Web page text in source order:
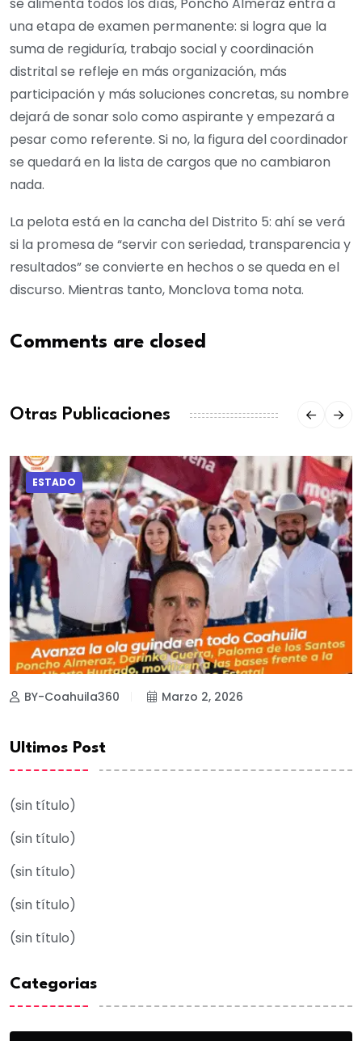
una etapa de examen permanente: si logra que la
suma de regiduría, trabajo social y coordinación
distrital se refleje en más organización, más
participación y más soluciones concretas, su nombre
dejará de sonar solo como aspirante y empezará a
pesar como referente. Si no, la figura del coordinador
se quedará en la lista de cargos que no cambiaron
nada.
La pelota está en la cancha del Distrito 5: ahí se verá
si la promesa de “servir con seriedad, transparencia y
resultados” se convierte en hechos o se queda en el
discurso. Mientras tanto, Monclova toma nota.
Comments are closed
Otras Publicaciones
ESTADO
BY-Coahuila360 Marzo 2, 2026
Ultimos Post
(sin título)
(sin título)
(sin título)
(sin título)
(sin título)
Categorias